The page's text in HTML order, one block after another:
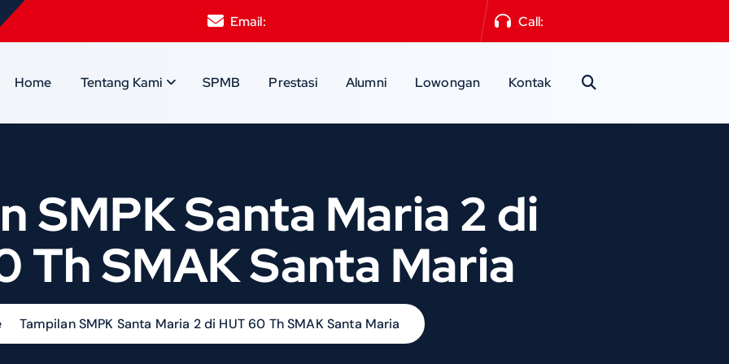
Email: Call:
Home Tentang Kami SPMB Prestasi Alumni Lowongan Kontak
SMPK Santa Maria 2 di
Th SMAK Santa Maria
Tampilan SMPK Santa Maria 2 di HUT 60 Th SMAK Santa Maria